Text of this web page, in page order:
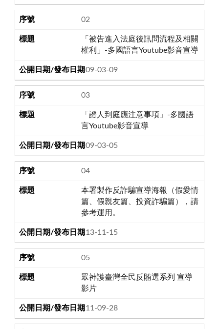
02
「被告進入法庭後訊問流程及相關
權利」-多國語言Youtube影音宣導
109-03-09
03
「證人到庭應注意事項」-多國語
言Youtube影音宣導
109-03-05
04
本署製作反詐騙宣導海報（假愛情
篇、假親友篇、投資詐騙篇），請
參考運用。
113-11-15
05
眾神護臺灣全民反賄選系列 宣導
影片
111-09-28